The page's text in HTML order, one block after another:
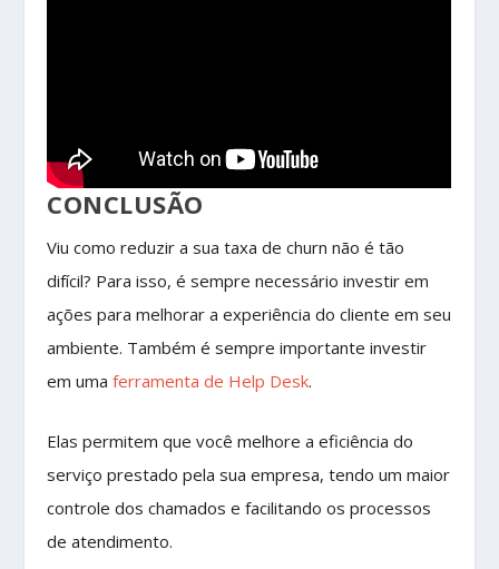
CONCLUSÃO
Viu como reduzir a sua taxa de churn não é tão
difícil? Para isso, é sempre necessário investir em
ações para melhorar a experiência do cliente em seu
ambiente. Também é sempre importante investir
em umaferramenta de Help Desk.
Elas permitem que você melhore a eficiência do
serviço prestado pela sua empresa, tendo um maior
controle dos chamados e facilitando os processos
de atendimento.